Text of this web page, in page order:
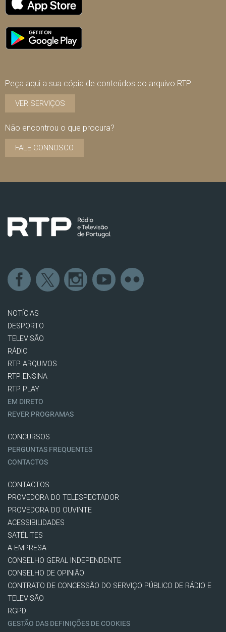
Peça aqui a sua cópia de conteúdos do arquivo RTP
VER SERVIÇOS
Não encontrou o que procura?
FALE CONNOSCO
NOTÍCIAS
DESPORTO
TELEVISÃO
RÁDIO
RTP ARQUIVOS
RTP ENSINA
RTP PLAY
EM DIRETO
REVER PROGRAMAS
CONCURSOS
PERGUNTAS FREQUENTES
CONTACTOS
CONTACTOS
PROVEDORA DO TELESPECTADOR
PROVEDORA DO OUVINTE
ACESSIBILIDADES
SATÉLITES
A EMPRESA
CONSELHO GERAL INDEPENDENTE
CONSELHO DE OPINIÃO
CONTRATO DE CONCESSÃO DO SERVIÇO PÚBLICO DE RÁDIO E
TELEVISÃO
RGPD
GESTÃO DAS DEFINIÇÕES DE COOKIES